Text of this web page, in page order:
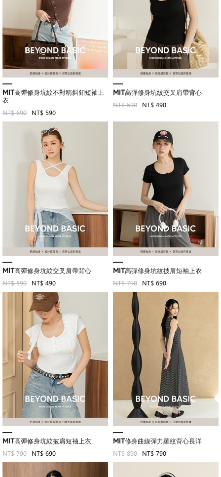
MIT高彈修身坑紋不對稱斜釦短袖上
衣
NT$ 690 NT$ 590
MIT高彈修身坑紋交叉肩帶背心
NT$ 590 NT$ 490
MIT高彈修身坑紋交叉肩帶背心
NT$ 590 NT$ 490
MIT高彈修身坑紋披肩短袖上衣
NT$ 790 NT$ 690
MIT高彈修身坑紋披肩短袖上衣
NT$ 790 NT$ 690
MIT修身曲線彈力羅紋背心長洋
NT$ 890 NT$ 790